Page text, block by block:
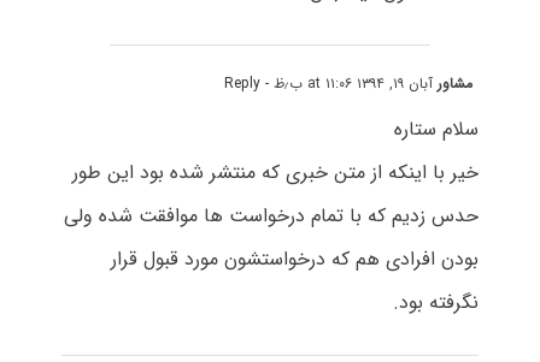
مشاورآبان ۱۹, ۱۳۹۴ at ۱۱:۰۶ ب٫ظ - Reply
سلام ستاره
خیر با اینکه از متن خبری که منتشر شده بود این طور
حدس زدیم که با تمام درخواست ها موافقت شده ولی
بودن افرادی هم که درخواستشون مورد قبول قرار
نگرفته بود.